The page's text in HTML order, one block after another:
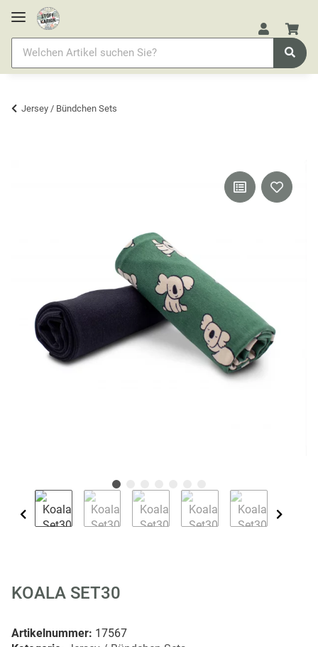
Jersey / Bündchen Sets
KOALA SET30
Artikelnummer: 17567